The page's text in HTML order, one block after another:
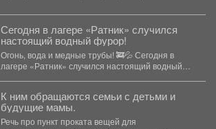
Сегодня в лагере «Ратник» случился
настоящий водный фурор!
Огонь, вода и медные трубы! 🚒💦 Сегодня в
лагере «Ратник» случился настоящий водный
К ним обращаются семьи с детьми и
будущие мамы.
Речь про пункт проката вещей для